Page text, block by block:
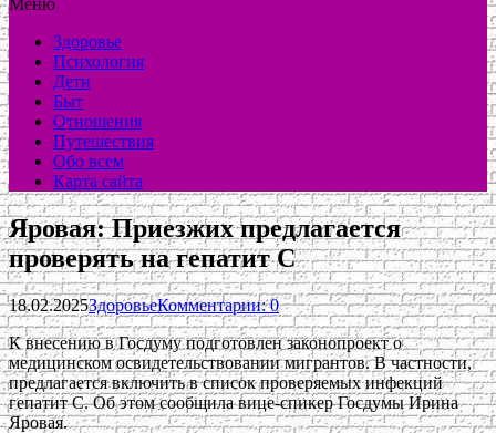
Меню
Здоровье
Психология
Дети
Быт
Отношения
Путешествия
Обо всем
Карта сайта
Яровая: Приезжих предлагается
проверять на гепатит С
18.02.2025ЗдоровьеКомментарии: 0
К внесению в Госдуму подготовлен законопроект о
медицинском освидетельствовании мигрантов. В частности,
предлагается включить в список проверяемых инфекций
гепатит C. Об этом сообщила вице-спикер Госдумы Ирина
Яровая.